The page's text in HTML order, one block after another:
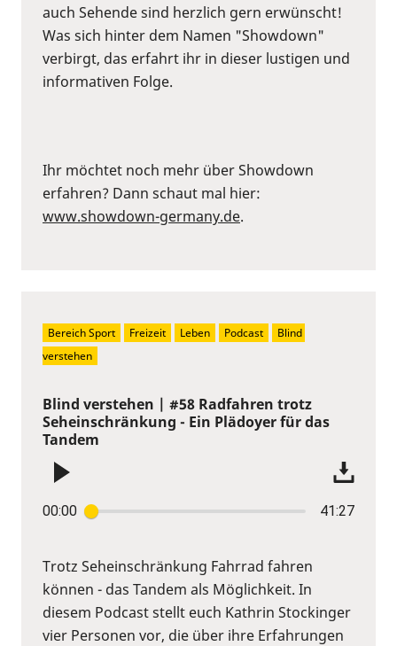
auch Sehende sind herzlich gern erwünscht!
Was sich hinter dem Namen "Showdown"
verbirgt, das erfahrt ihr in dieser lustigen und
informativen Folge.
Ihr möchtet noch mehr über Showdown
erfahren? Dann schaut mal hier:
www.showdown-germany.de.
Blind verstehen | #58 Radfahren trotz
Seheinschränkung - Ein Plädoyer für das
Tandem
00:00 41:27
Trotz Seheinschränkung Fahrrad fahren
können - das Tandem als Möglichkeit. In
diesem Podcast stellt euch Kathrin Stockinger
vier Personen vor, die über ihre Erfahrungen
Bereich Sport Freizeit Leben Podcast
Blind
verstehen